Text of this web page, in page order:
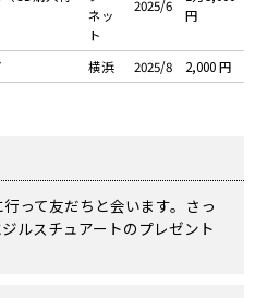
ネッ
ト
2025/6
円
横浜 2025/8 2,000 円
って友だちと会います。さっ
ルスチュアートのプレゼント